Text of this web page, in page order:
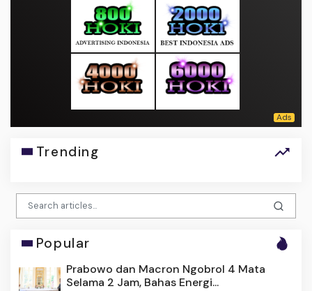
Trending
Popular
Prabowo dan Macron Ngobrol 4 Mata
Selama 2 Jam, Bahas Energi...